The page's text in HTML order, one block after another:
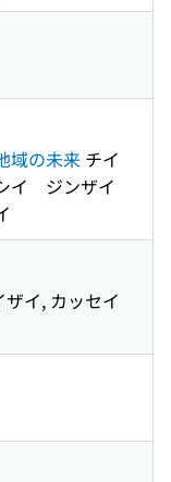
域の未来 チイ
イ ジンザイ
イ, カッセイ